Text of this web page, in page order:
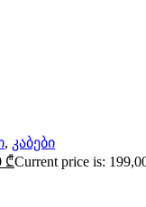
, კაბები
₾Current price is: